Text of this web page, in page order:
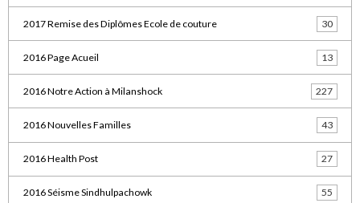
2017 Remise des Diplômes Ecole de couture 30
2016 Page Acueil 13
2016 Notre Action à Milanshock 227
2016 Nouvelles Familles 43
2016 Health Post 27
2016 Séisme Sindhulpachowk 55